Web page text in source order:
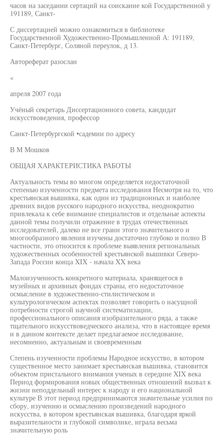
часов на заседании сертаций на соискание кой Государственной у
191189, Санкт-
С диссертацией можно ознакомиться в библиотеке
Государственной Художественно-Промышленной А: 191189,
Санкт-Петербург, Соляной переулок, д 13.
Автореферат разослан
«
апреля 2007 года
Учёный секретарь Диссертационного совета, кандидат
искусствоведения, профессор
Санкт-Петербургской •садемии по адресу
В М Мошков
ОБЩАЯ ХАРАКТЕРИСТИКА РАБОТЫ
Актуальность темы во многом определяется недостаточной
степенью изученности предмета исследования Несмотря на то, что
крестьянская вышивка, как один из традиционных и наиболее
древних видов русского народного искусства, неоднократно
привлекала к себе внимание специалистов и отдельные аспекты
данной темы получили отражение в трудах отечественных
исследователей, далеко не все грани этого значительного и
многообразного явления изучены достаточно глубоко и полно В
частности, это относится к проблеме выявления региональных
художественных особенностей крестьянской вышивки Северо-
Запада России конца XIX - начала XX века
Малоизученность конкретного материала, хранящегося в
музейных и архивных фондах страны, его недостаточное
осмысление в художественно-стилистическом и
культурологическом аспектах позволяет говорить о насущной
потребности строгой научной систематизации,
профессионального описания изобразительного ряда, а также
тщательного искусствоведческого анализа, что в настоящее время
и в данном контексте делает предлагаемое исследование,
несомненно, актуальным и своевременным
Степень изученности проблемы Народное искусство, в котором
существенное место занимает крестьянская вышивка, становится
объектом пристального внимания ученых в середине XIX века
Период формирования новых общественных отношений вызвал к
жизни неподдельный интерес к народу и его национальной
культуре В этот период предпринимаются значительные усилия по
сбору, изучению и осмыслению произведений народного
искусства, в котором крестьянская вышивка, благодаря яркой
выразительности и глубокой символике, играла весьма
значительную роль